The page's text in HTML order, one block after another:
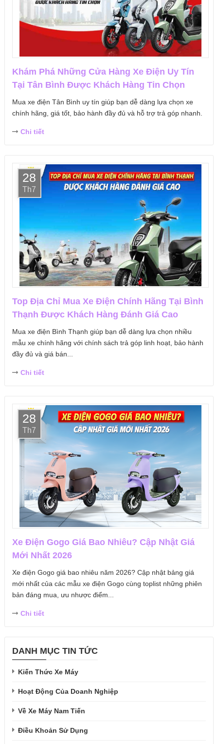
Khám Phá Những Cửa Hàng Xe Điện Uy Tín
Tại Tân Bình Được Khách Hàng Tin Chọn
Mua xe điện Tân Bình uy tín giúp bạn dễ dàng lựa chọn xe
chính hãng, giá tốt, bảo hành đầy đủ và hỗ trợ trả góp nhanh.
Chi tiết
28
Th7
Top Địa Chỉ Mua Xe Điện Chính Hãng Tại Bình
Thạnh Được Khách Hàng Đánh Giá Cao
Mua xe điện Bình Thạnh giúp bạn dễ dàng lựa chọn nhiều
mẫu xe chính hãng với chính sách trả góp linh hoạt, bảo hành
đầy đủ và giá bán...
Chi tiết
28
Th7
Xe Điện Gogo Giá Bao Nhiêu? Cập Nhật Giá
Mới Nhất 2026
Xe điện Gogo giá bao nhiêu năm 2026? Cập nhật bảng giá
mới nhất của các mẫu xe điện Gogo cùng toplist những phiên
bản đáng mua, ưu nhược điểm...
Chi tiết
DANH MỤC TIN TỨC
Kiến Thức Xe Máy
Hoạt Động Của Doanh Nghiệp
Về Xe Máy Nam Tiến
Điều Khoản Sử Dụng